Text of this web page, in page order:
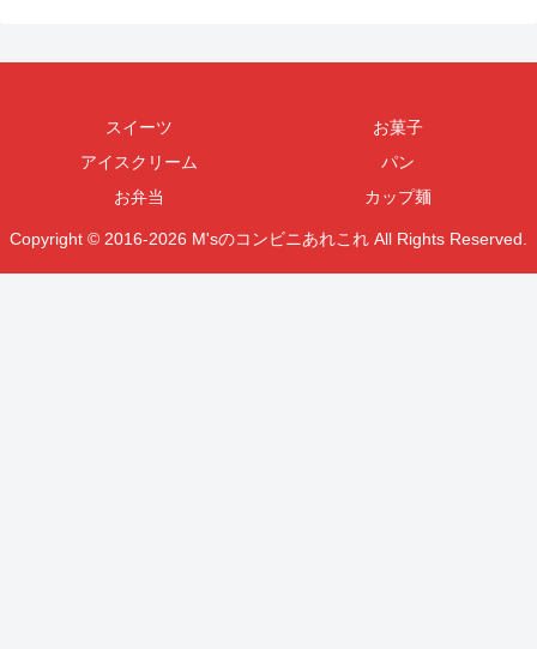
スイーツ
お菓子
アイスクリーム
パン
お弁当
カップ麺
Copyright © 2016-2026 M'sのコンビニあれこれ All Rights Reserved.